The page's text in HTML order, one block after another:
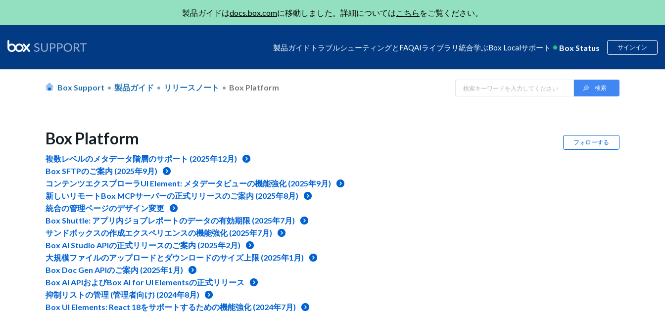
製品ガイドはdocs.box.comに移動しました。詳細についてはこちら をご覧ください。
製品ガイド トラブルシューティングとFAQAIライブラリ 統合学ぶBox Localサポート Box Status サインイン
Box Support 製品ガイド リリースノート Box Platform
Box Platform フォローする
複数レベルのメタデータ階層のサポート (2025年12月)
Box SFTPのご案内 (2025年9月)
コンテンツエクスプローラUI Element: メタデータビューの機能強化 (2025年9月)
新しいリモートBox MCPサーバーの正式リリースのご案内 (2025年8月)
統合の管理ページのデザイン変更
Box Shuttle: アプリ内ジョブレポートのデータの有効期限 (2025年7月)
サンドボックスの作成エクスペリエンスの機能強化 (2025年7月)
Box AI Studio APIの正式リリースのご案内 (2025年2月)
大規模ファイルのアップロードとダウンロードのサイズ上限 (2025年1月)
Box Doc Gen APIのご案内 (2025年1月)
Box AI APIおよびBox AI for UI Elementsの正式リリース
抑制リストの管理 (管理者向け) (2024年8月)
Box UI Elements: React 18をサポートするための機能強化 (2024年7月)